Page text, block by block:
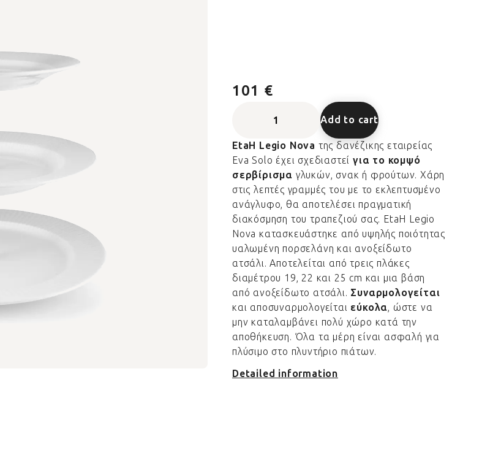
101 €
Add to cart
EtaΗ Legio Nova της δανέζικης εταιρείας
Eva Solo έχει σχεδιαστεί για το κομψό
σερβίρισμα γλυκών, σνακ ή φρούτων. Χάρη
στις λεπτές γραμμές του με το εκλεπτυσμένο
ανάγλυφο, θα αποτελέσει πραγματική
διακόσμηση του τραπεζιού σας. EtaΗ Legio
Nova κατασκευάστηκε από υψηλής ποιότητας
υαλωμένη πορσελάνη και ανοξείδωτο
ατσάλι. Αποτελείται από τρεις πλάκες
διαμέτρου 19, 22 και 25 cm και μια βάση
από ανοξείδωτο ατσάλι. Συναρμολογείται
και αποσυναρμολογείται εύκολα, ώστε να
μην καταλαμβάνει πολύ χώρο κατά την
αποθήκευση. Όλα τα μέρη είναι ασφαλή για
πλύσιμο στο πλυντήριο πιάτων.
Detailed information